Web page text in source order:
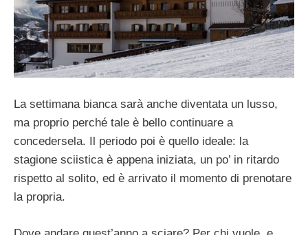
La settimana bianca sarà anche diventata un lusso,
ma proprio perché tale è bello continuare a
concedersela. Il periodo poi è quello ideale: la
stagione sciistica è appena iniziata, un po’ in ritardo
rispetto al solito, ed è arrivato il momento di prenotare
la propria.